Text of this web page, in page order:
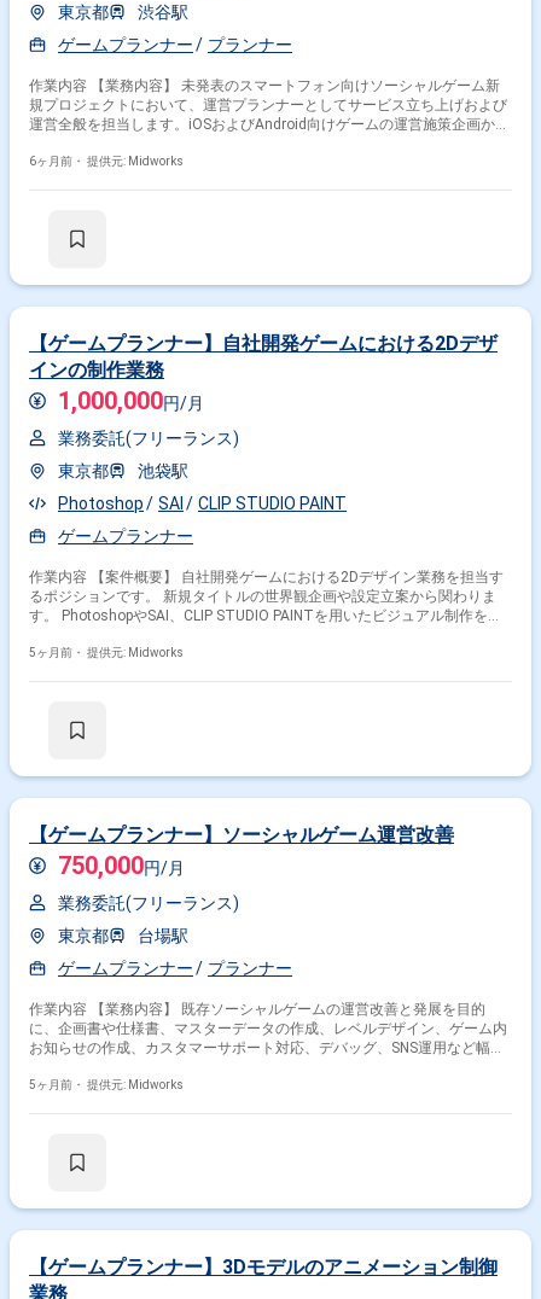
東京都
渋谷駅
ゲームプランナー
プランナー
作業内容 【業務内容】 未発表のスマートフォン向けソーシャルゲーム新
規プロジェクトにおいて、運営プランナーとしてサービス立ち上げおよび
運営全般を担当します。iOSおよびAndroid向けゲームの運営施策企画から
トナーと連携しながら、ユーザー体験の向上とゲームの成長を支えます。
ーム内データ設計および反映サポート ・スプレッドシート等を用いたデー
6ヶ月前・ 提供元: Midworks
【ゲームプランナー】自社開発ゲームにおける2Dデザ
インの制作業務
1,000,000円/月
業務委託(フリーランス)
東京都
池袋駅
Photoshop
SAI
CLIP STUDIO PAINT
ゲームプランナー
作業内容 【案件概要】 自社開発ゲームにおける2Dデザイン業務を担当す
るポジションです。 新規タイトルの世界観企画や設定立案から関わりま
す。 PhotoshopやSAI、CLIP STUDIO PAINTを用いたビジュアル制作を行
力会社との連携も担います。 【作業内容】 ・ゲーム世界観の企画立案お
品質管理
5ヶ月前・ 提供元: Midworks
【ゲームプランナー】ソーシャルゲーム運営改善
750,000円/月
業務委託(フリーランス)
東京都
台場駅
ゲームプランナー
プランナー
作業内容 【業務内容】 既存ソーシャルゲームの運営改善と発展を目的
に、企画書や仕様書、マスターデータの作成、レベルデザイン、ゲーム内
お知らせの作成、カスタマーサポート対応、デバッグ、SNS運用など幅広
ームの企画書作成 ・ゲーム仕様書の作成 ・ゲーム内アイテムやキャラク
との調整と交渉
5ヶ月前・ 提供元: Midworks
【ゲームプランナー】3Dモデルのアニメーション制御
業務